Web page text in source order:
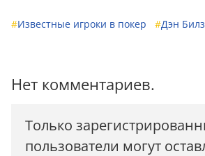
#Известные игроки в покер #Дэн
Нет комментариев.
Только
пользователи могут